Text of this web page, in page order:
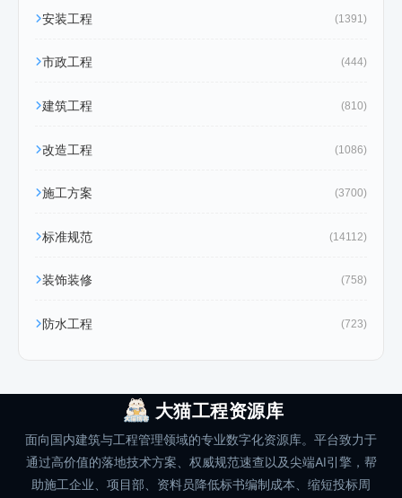
安装工程 (1391)
市政工程 (444)
建筑工程 (810)
改造工程 (1086)
施工方案 (3700)
标准规范 (14112)
装饰装修 (758)
防水工程 (723)
大猫工程资源库
面向国内建筑与工程管理领域的专业数字化资源库。平台致力于
通过高价值的落地技术方案、权威规范速查以及尖端AI引擎，帮
助施工企业、项目部、资料员降低标书编制成本、缩短投标周